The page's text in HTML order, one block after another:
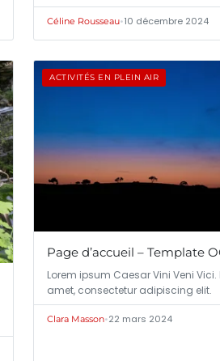
Céline Rousseau•10 décembre 2024
ACTIVITÉS EN PLEIN AIR
Page d’accueil – Template
Lorem ipsum Caesar Vini Veni
amet, consectetur adipiscing elit.
Clara Masson•22 mars 2024